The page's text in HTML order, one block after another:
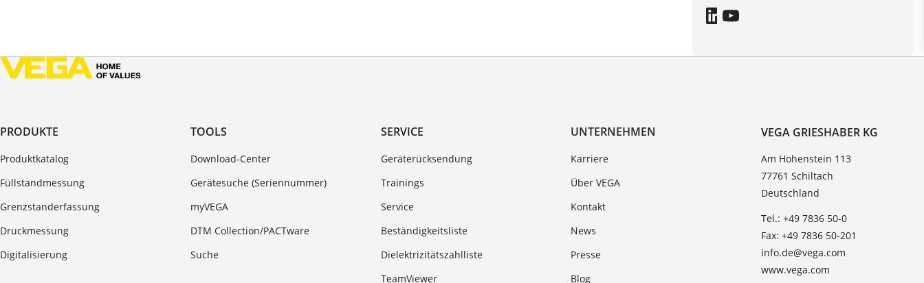
PRODUKTE
Produktkatalog
Füllstandmessung
Grenzstanderfassung
Druckmessung
Digitalisierung
TOOLS
Download-Center
Gerätesuche (Seriennummer)
myVEGA
DTM Collection/PACTware
Suche
SERVICE
Geräterücksendung
Trainings
Service
Beständigkeitsliste
Dielektrizitätszahlliste
TeamViewer
UNTERNEHMEN
Karriere
Über VEGA
Kontakt
News
Presse
Blog
VEGA GRIESHABER KG
Am Hohenstein 113
77761 Schiltach
Deutschland
Tel.: +49 7836 50-0
Fax: +49 7836 50-201
info.de@vega.com
www.vega.com